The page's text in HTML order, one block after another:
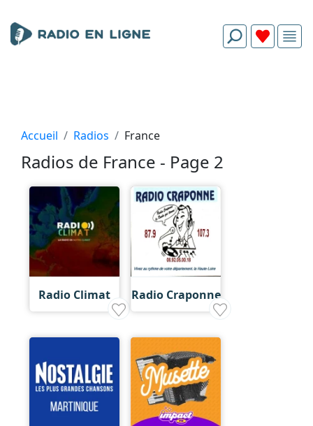
Accueil Radios France
Radios de France - Page 2
Radio Climat Radio Craponne